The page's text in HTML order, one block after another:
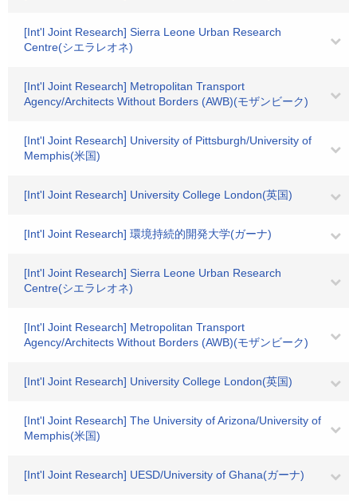
[Int'l Joint Research] Sierra Leone Urban Research
Centre(シエラレオネ)
[Int'l Joint Research] Metropolitan Transport
Agency/Architects Without Borders (AWB)(モザンビーク)
[Int'l Joint Research] University of Pittsburgh/University of
Memphis(米国)
[Int'l Joint Research] University College London(英国)
[Int'l Joint Research] 環境持続的開発大学(ガーナ)
[Int'l Joint Research] Sierra Leone Urban Research
Centre(シエラレオネ)
[Int'l Joint Research] Metropolitan Transport
Agency/Architects Without Borders (AWB)(モザンビーク)
[Int'l Joint Research] University College London(英国)
[Int'l Joint Research] The University of Arizona/University of
Memphis(米国)
[Int'l Joint Research] UESD/University of Ghana(ガーナ)